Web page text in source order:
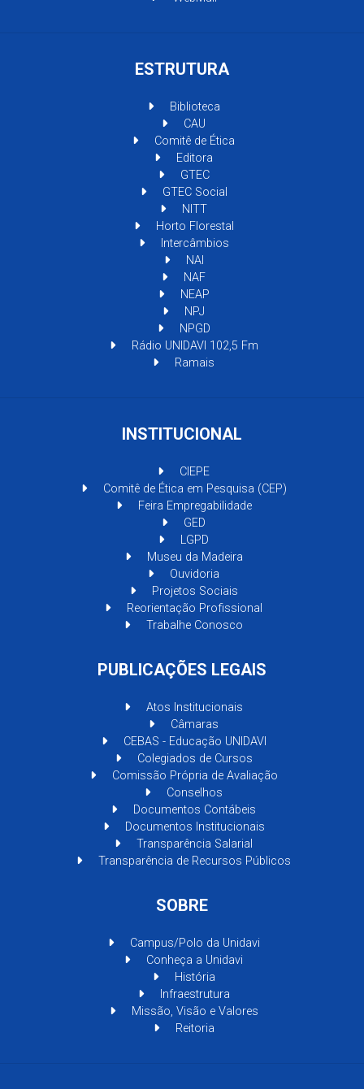
ESTRUTURA
Biblioteca
CAU
Comitê de Ética
Editora
GTEC
GTEC Social
NITT
Horto Florestal
Intercâmbios
NAI
NAF
NEAP
NPJ
NPGD
Rádio UNIDAVI 102,5 Fm
Ramais
INSTITUCIONAL
CIEPE
Comitê de Ética em Pesquisa (CEP)
Feira Empregabilidade
GED
LGPD
Museu da Madeira
Ouvidoria
Projetos Sociais
Reorientação Profissional
Trabalhe Conosco
PUBLICAÇÕES LEGAIS
Atos Institucionais
Câmaras
CEBAS - Educação UNIDAVI
Colegiados de Cursos
Comissão Própria de Avaliação
Conselhos
Documentos Contábeis
Documentos Institucionais
Transparência Salarial
Transparência de Recursos Públicos
SOBRE
Campus/Polo da Unidavi
Conheça a Unidavi
História
Infraestrutura
Missão, Visão e Valores
Reitoria